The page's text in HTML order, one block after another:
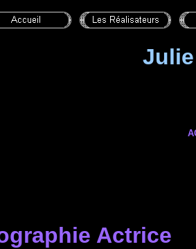
Actrice